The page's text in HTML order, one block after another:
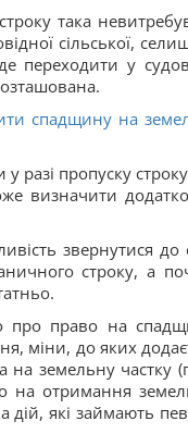
така
сільської,
переходити у
спадщину на
разі пропуску
визначити
звернутися до
строку, а
про право на
міни, до яких
на земельну частку
на отримання
дій, які займають